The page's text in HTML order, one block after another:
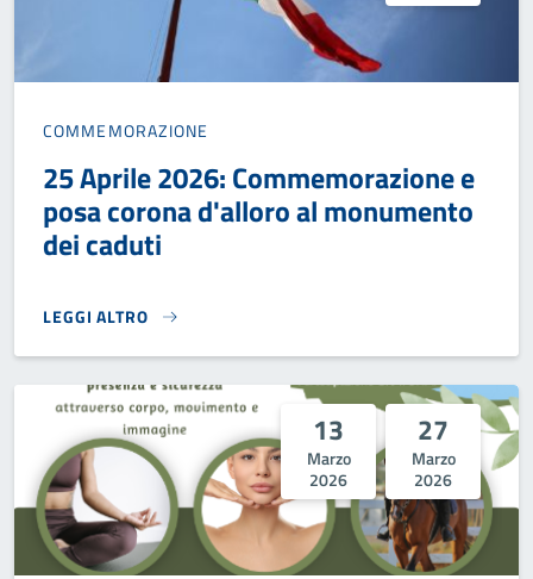
COMMEMORAZIONE
25 Aprile 2026: Commemorazione e
posa corona d'alloro al monumento
dei caduti
LEGGI ALTRO
25 APRILE 2026: COMMEMORAZIONE E POSA CORONA
13
Marzo
2026
27
Marzo
2026